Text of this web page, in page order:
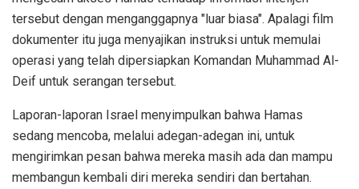
tersebut dengan menganggapnya "luar biasa". Apalagi film
dokumenter itu juga menyajikan instruksi untuk memulai
operasi yang telah dipersiapkan Komandan Muhammad Al-
Deif untuk serangan tersebut.
Laporan-laporan Israel menyimpulkan bahwa Hamas
sedang mencoba, melalui adegan-adegan ini, untuk
mengirimkan pesan bahwa mereka masih ada dan mampu
membangun kembali diri mereka sendiri dan bertahan.